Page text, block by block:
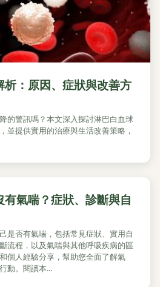
：原因、症狀與改善方
的警訊嗎？本文深入探討淋巴白血球
並提供實用的治療與生活改善策略，
氣喘？症狀、診斷與自
是否有氣喘，包括常見症狀、實用自
流程，以及氣喘與其他呼吸疾病的區
個人經驗分享，幫助您全面了解氣
動。閱讀本...